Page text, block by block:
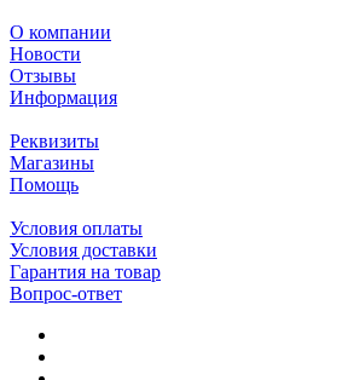
О компании
Новости
Отзывы
Информация
Реквизиты
Магазины
Помощь
Условия оплаты
Условия доставки
Гарантия на товар
Вопрос-ответ